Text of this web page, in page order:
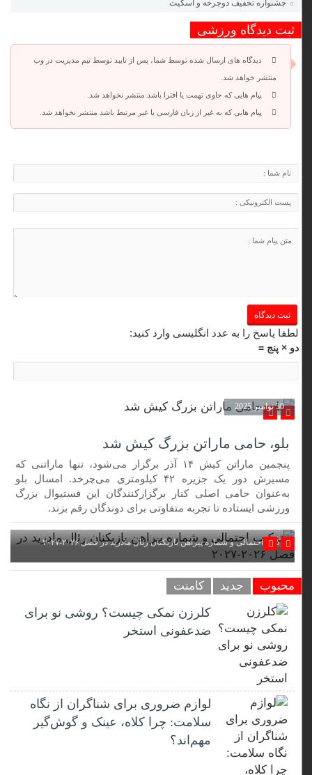
جشنواره تخفیف دوچرخه‌ و اسکیت
ثبت دیدگاه ورزشی
دیدگاه های ارسال شده توسط شما، پس از تایید توسط تیم مدیریت در وب
منتشر خواهد شد.
پیام هایی که حاوی تهمت یا افترا باشد منتشر نخواهد شد.
پیام هایی که به غیر از زبان فارسی یا غیر مرتبط باشد منتشر نخواهد شد.
لطفا پاسخ را به عدد انگلیسی وارد کنید:
دو × پنج =
30 نوامبر 2025
بلو، حامی ماراتن بزرگ کیش شد
پنجمین ماراتن کیش ۱۴ آذر برگزار می‌شود، تنها ماراتنی که
مسیرش دور یک جزیره ۴۲ کیلومتری می‌چرخد. امسال بلو
به‌عنوان حامی اصلی کنار برگزارکنندگان این فستیوال بزرگ
ورزشی ایستاده تا تجربه متفاوتی برای دوندگان رقم بزند.
ترکیب احتمالی و شماره پیراهن بازیکنان رئال مادرید در فصل ۲۰۲۶-۲۰۲۷
محبوب جدید کامنت
کلرزن نمکی چیست؟ روشی نو برای
ضدعفونی استخر
لوازم ضروری برای شناگران از نگاه
سلامت: چرا کلاه، عینک و گوش‌گیر
مهم‌اند؟